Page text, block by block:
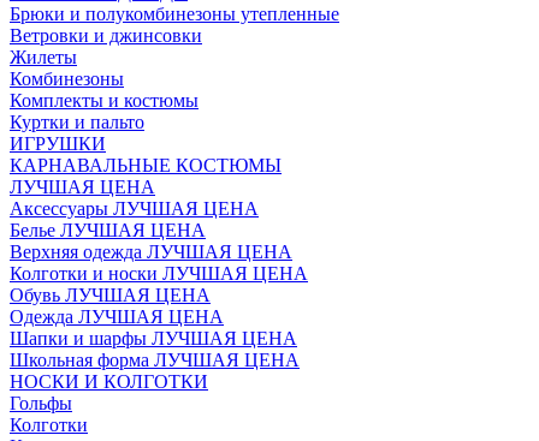
Брюки и полукомбинезоны утепленные
Ветровки и джинсовки
Жилеты
Комбинезоны
Комплекты и костюмы
Куртки и пальто
ИГРУШКИ
КАРНАВАЛЬНЫЕ КОСТЮМЫ
ЛУЧШАЯ ЦЕНА
Аксессуары ЛУЧШАЯ ЦЕНА
Белье ЛУЧШАЯ ЦЕНА
Верхняя одежда ЛУЧШАЯ ЦЕНА
Колготки и носки ЛУЧШАЯ ЦЕНА
Обувь ЛУЧШАЯ ЦЕНА
Одежда ЛУЧШАЯ ЦЕНА
Шапки и шарфы ЛУЧШАЯ ЦЕНА
Школьная форма ЛУЧШАЯ ЦЕНА
НОСКИ И КОЛГОТКИ
Гольфы
Колготки